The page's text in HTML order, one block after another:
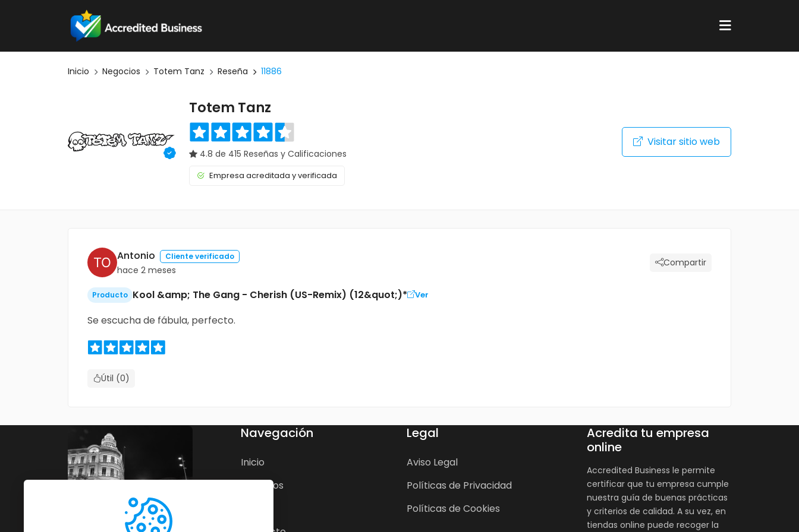
Inicio Negocios Totem Tanz Reseña 11886
Totem Tanz
4.8 de 415 Reseñas y Calificaciones
Empresa acreditada y verificada
Visitar sitio web
Antonio Cliente verificado
hace 2 meses
Compartir
Producto Kool &amp; The Gang ‎- Cherish (US-Remix) (12&quot;)* Ver
Se escucha de fábula, perfecto.
Útil (0)
Navegación
Inicio
Negocios
Legal
Aviso Legal
Políticas de Privacidad
Políticas de Cookies
Acredita tu empresa
online
Accredited Business le permite
certificar que tu empresa cumple
nuestra guía de buenas prácticas
y criterios de calidad. A su vez, en
tiendas online puede recoger la